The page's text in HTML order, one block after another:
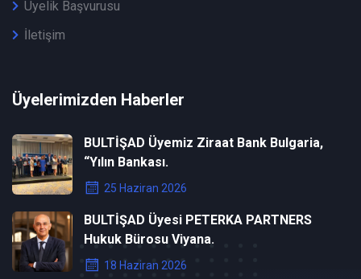
Üyelik Başvurusu
İletişim
Üyelerimizden Haberler
BULTİŞAD Üyemiz Ziraat Bank Bulgaria,
“Yılın Bankası.
25 Haziran 2026
BULTİŞAD Üyesi PETERKA PARTNERS
Hukuk Bürosu Viyana.
18 Haziran 2026